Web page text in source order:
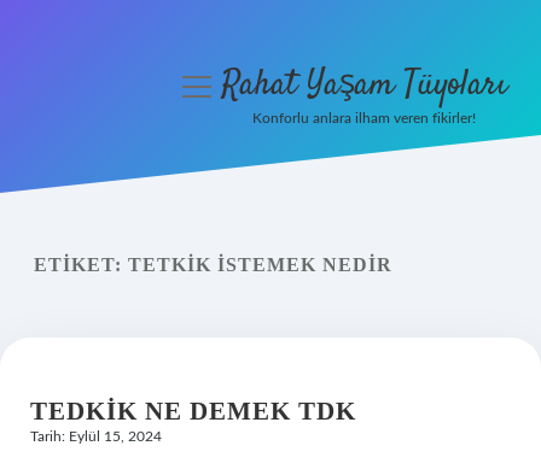
Yasal Uyarı
menüyüRahat Yaşam Tüyoları
Konforlu anlara ilham veren fikirler!
ETIKET: TETKIK ISTEMEK NEDIR
TEDKIK NE DEMEK TDK
Tarih: Eylül 15, 2024